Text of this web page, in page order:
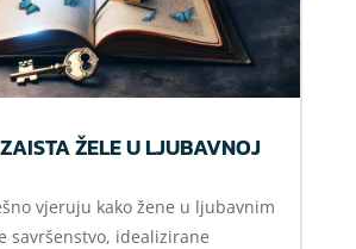
ŽELE U LJUBAVNOJ
vjeruju kako žene u ljubavnim
savršenstvo, idealizirane